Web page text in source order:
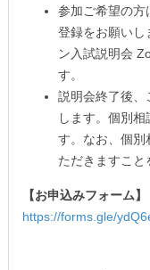
参加ご希望の方
登録をお願いし
ン入試説明会
す。
説明会終了後、
します。個別
す。なお、個別
ただきますこと
【お申込みフォーム】
https://forms.gle/